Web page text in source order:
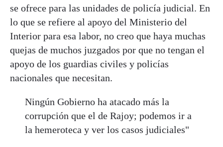
se ofrece para las unidades de policía judicial. En
lo que se refiere al apoyo del Ministerio del
Interior para esa labor, no creo que haya muchas
quejas de muchos juzgados por que no tengan el
apoyo de los guardias civiles y policías
nacionales que necesitan.
Ningún Gobierno ha atacado más la
corrupción que el de Rajoy; podemos ir a
la hemeroteca y ver los casos judiciales"